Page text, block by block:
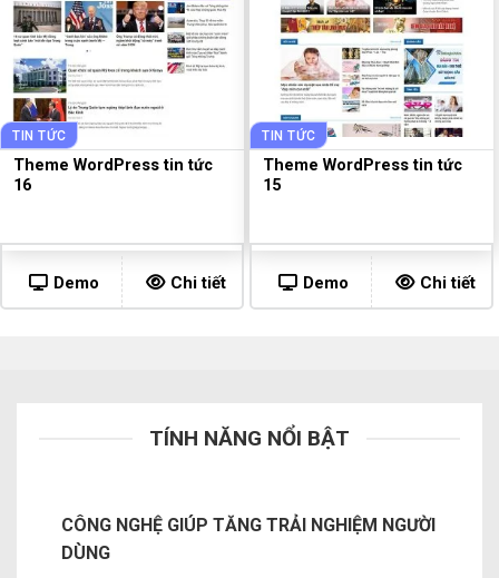
TIN TỨC
Theme WordPress tin tức
16
Demo Chi tiết
TIN TỨC
Theme WordPress tin tức
15
Demo Chi tiết
TÍNH NĂNG NỔI BẬT
CÔNG NGHỆ GIÚP TĂNG TRẢI NGHIỆM NGƯỜI
DÙNG